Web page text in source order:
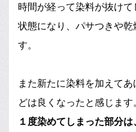
時間が経って染料が抜け
状態になり、パサつきや
す。
また新たに染料を加えて
どは良くなったと感じます
１度染めてしまった部分